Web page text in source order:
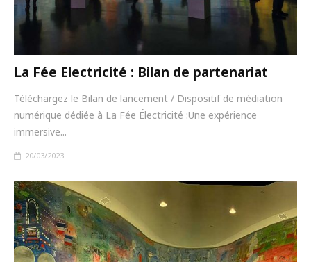
La Fée Electricité : Bilan de partenariat
Téléchargez le Bilan de lancement / Dispositif de médiation
numérique dédiée à La Fée Électricité :Une expérience
immersive...
20/03/2023